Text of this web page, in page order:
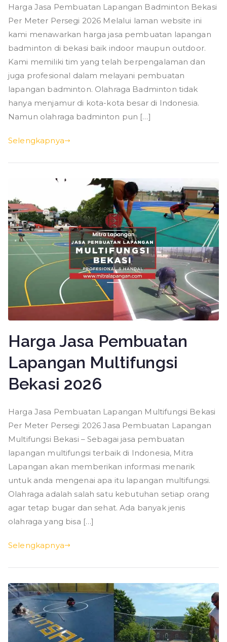
Harga Jasa Pembuatan Lapangan Badminton Bekasi
Per Meter Persegi 2026 Melalui laman website ini
kami menawarkan harga jasa pembuatan lapangan
badminton di bekasi baik indoor maupun outdoor.
Kami memiliki tim yang telah berpengalaman dan
juga profesional dalam melayani pembuatan
lapangan badminton. Olahraga Badminton tidak
hanya menjamur di kota-kota besar di Indonesia.
Namun olahraga badminton pun […]
Selengkapnya
Harga Jasa Pembuatan
Lapangan Multifungsi
Bekasi 2026
Harga Jasa Pembuatan Lapangan Multifungsi Bekasi
Per Meter Persegi 2026 Jasa Pembuatan Lapangan
Multifungsi Bekasi – Sebagai jasa pembuatan
lapangan multifungsi terbaik di Indonesia, Mitra
Lapangan akan memberikan informasi menarik
untuk anda mengenai apa itu lapangan multifungsi.
Olahraga adalah salah satu kebutuhan setiap orang
agar tetap bugar dan sehat. Ada banyak jenis
olahraga yang bisa […]
Selengkapnya